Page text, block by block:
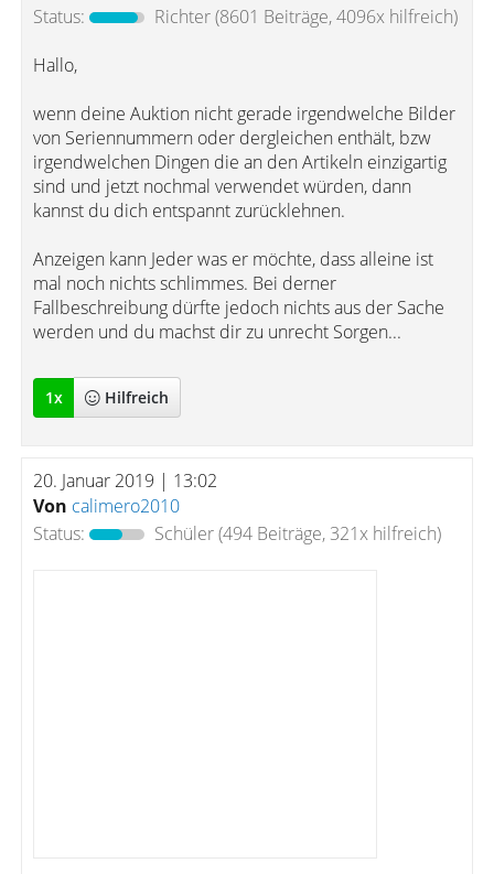
Status:
Richter(8601 Beiträge, 4096x hilfreich)
Hallo,
wenn deine Auktion nicht gerade irgendwelche Bilder
von Seriennummern oder dergleichen enthält, bzw
irgendwelchen Dingen die an den Artikeln einzigartig
sind und jetzt nochmal verwendet würden, dann
kannst du dich entspannt zurücklehnen.
Anzeigen kann Jeder was er möchte, dass alleine ist
mal noch nichts schlimmes. Bei derner
Fallbeschreibung dürfte jedoch nichts aus der Sache
werden und du machst dir zu unrecht Sorgen...
1x Hilfreich
20. Januar 2019 | 13:02
Von calimero2010
Status:
Schüler(494 Beiträge, 321x hilfreich)